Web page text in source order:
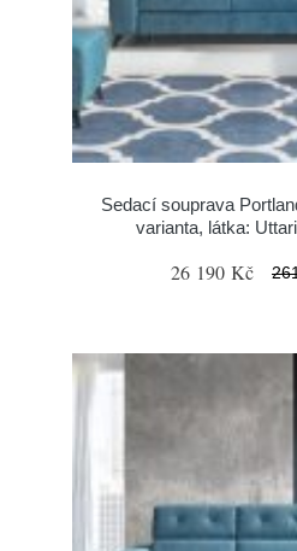
Sedací souprava
varianta, látka:
26 190 Kč